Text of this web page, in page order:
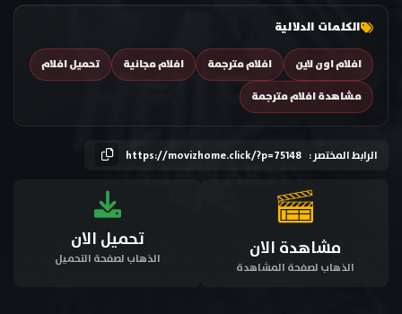
الكلمات الدلالية
افلام اون لاين افلام مترجمة افلام مجانية
تحميل افلام
مشاهدة افلام مترجمة
الرابط المختصر : https://movizhome.click/?p=75148
مشاهدة الان
الذهاب لصفحة المشاهدة
تحميل الان
الذهاب لصفحة التحميل